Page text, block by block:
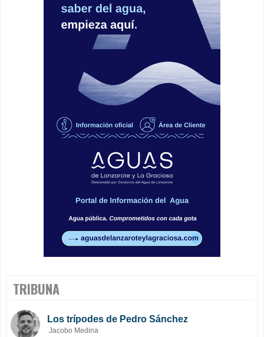
TRIBUNA
Los trípodes de Pedro Sánchez
Jacobo Medina